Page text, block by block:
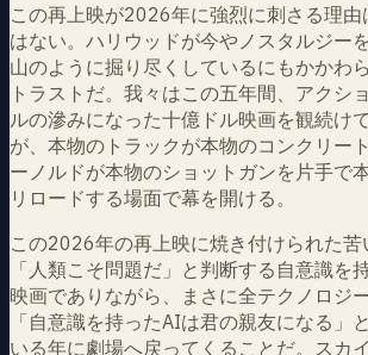
この再上映が2026年に強烈に刺さる理
はない。ハリウッドが今やノスタルジー
山のように掘り尽くしているにもかかわ
トラストだ。我々はこの五年間、アクシ
ルの滲みになった十億ドル映画を観続け
が、本物のトラックが本物のコンクリー
ーノルドが本物のショットガンを片手で
リロードする場面で幕を開ける。
この2026年の再上映に焼き付けられた
「人類こそ問題だ」と判断する自意識を
映画でありながら、まさに全テクノロジ
「自意識を持ったAIは君の親友になる」
いる年に劇場へ戻ってくることだ。スカ